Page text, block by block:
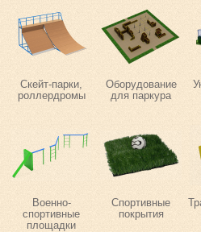
Скейт-парки,
роллердромы
Оборудование
для паркура
Военно-
спортивные
площадки
Спортивные
покрытия